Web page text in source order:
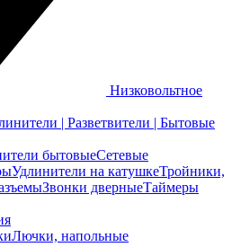
Низковольтное
| Разветвители | Бытовые
бытовыеСетевые
Удлинители на катушкеТройники,
Звонки дверныеТаймеры
Лючки, напольные